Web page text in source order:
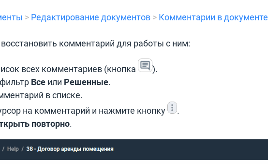
> Редактирование документов > Комментарии в документе
комментарий для работы с ним:
всех комментариев (кнопка
).
Все или Решенные.
в списке.
на комментарий и нажмите кнопку
.
повторно.